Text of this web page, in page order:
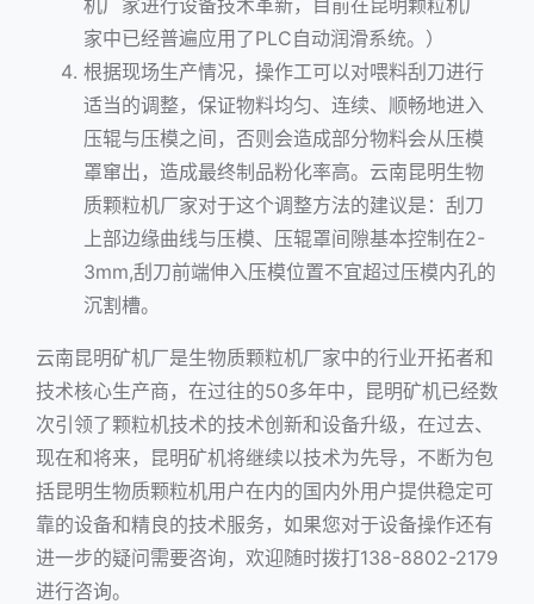
机厂家进行设备技术革新，目前在昆明颗粒机厂
家中已经普遍应用了PLC自动润滑系统。）
根据现场生产情况，操作工可以对喂料刮刀进行
适当的调整，保证物料均匀、连续、顺畅地进入
压辊与压模之间，否则会造成部分物料会从压模
罩窜出，造成最终制品粉化率高。云南昆明生物
质颗粒机厂家对于这个调整方法的建议是：刮刀
上部边缘曲线与压模、压辊罩间隙基本控制在2-
3mm,刮刀前端伸入压模位置不宜超过压模内孔的
沉割槽。
云南昆明矿机厂是生物质颗粒机厂家中的行业开拓者和
技术核心生产商，在过往的50多年中，昆明矿机已经数
次引领了颗粒机技术的技术创新和设备升级，在过去、
现在和将来，昆明矿机将继续以技术为先导，不断为包
括昆明生物质颗粒机用户在内的国内外用户提供稳定可
靠的设备和精良的技术服务，如果您对于设备操作还有
进一步的疑问需要咨询，欢迎随时拨打138-8802-2179
进行咨询。